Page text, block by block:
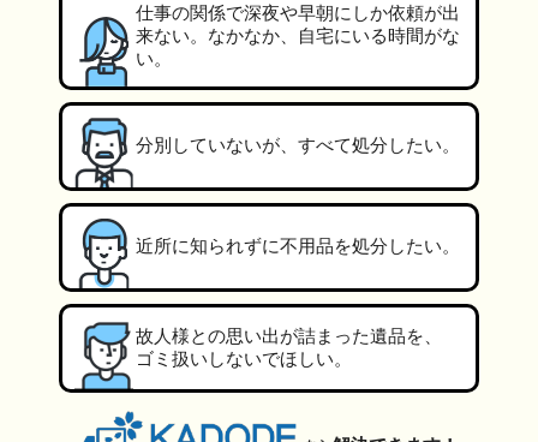
仕事の関係で深夜や早朝にしか依頼が出
来ない。なかなか、自宅にいる時間がな
い。
分別していないが、すべて処分したい。
近所に知られずに不用品を処分したい。
故人様との思い出が詰まった遺品を、
ゴミ扱いしないでほしい。